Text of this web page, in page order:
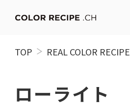
TOP REAL COLOR RECIPE
ローライト